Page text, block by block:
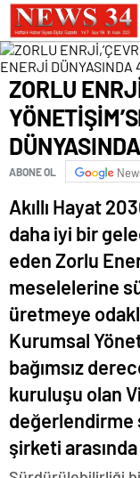
4’NCÜ OLDU
ZORLU
ABONE OL
Akıllı Hayat
daha iyi bir
eden Zorlu
meselelerine
üretmeye
Kurumsal
bağımsız
kuruluşu olan
değerlendirme
şirketi